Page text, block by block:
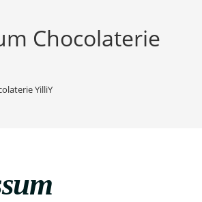
Chocolaterie
YilliY